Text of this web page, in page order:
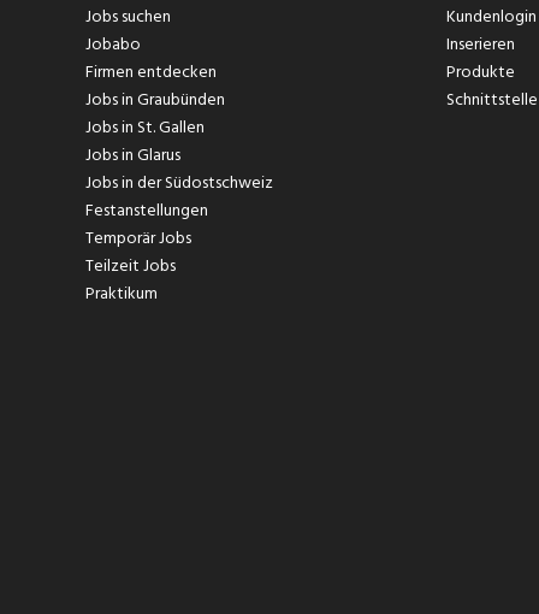
Jobs suchen
Jobabo
Firmen entdecken
Jobs in Graubünden
Jobs in St. Gallen
Jobs in Glarus
Jobs in der Südostschweiz
Festanstellungen
Temporär Jobs
Teilzeit Jobs
Praktikum
Kundenlogin
Inserieren
Produkte
Schnittstelle